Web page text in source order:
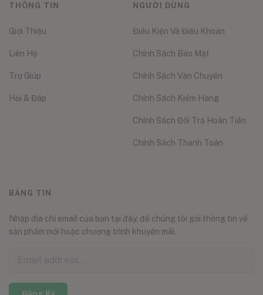
THÔNG TIN
Giới Thiệu
Liên Hệ
Trợ Giúp
Hỏi & Đáp
NGƯỜI DÙNG
Điều Kiện Và Điều Khoản
Chính Sách Bảo Mật
Chính Sách Vận Chuyển
Chính Sách Kiểm Hàng
Chính Sách Đổi Trả Hoàn Tiền
Chính Sách Thanh Toán
BẢNG TIN
Nhập địa chỉ email của bạn tại đây, để chúng tôi gởi thông tin về
sản phẩm mới hoặc chương trình khuyến mãi.